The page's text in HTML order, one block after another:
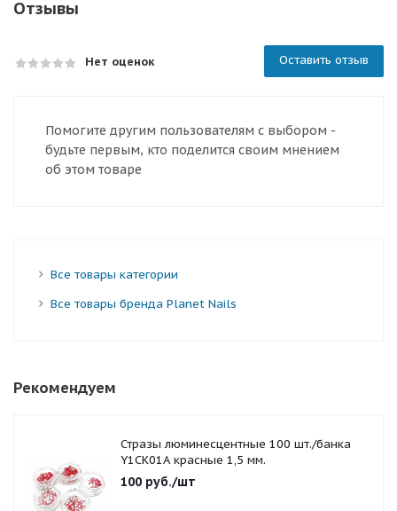
Отзывы
Нет оценок Оставить отзыв
Помогите другим пользователям с выбором -
будьте первым, кто поделится своим мнением
об этом товаре
Все товары категории
Все товары бренда Planet Nails
Рекомендуем
Стразы люминесцентные 100 шт./банка
Y1CK01A красные 1,5 мм.
100 руб./шт